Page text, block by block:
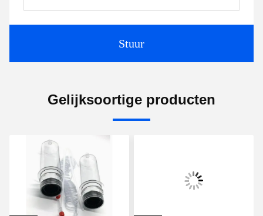
Stuur
Gelijksoortige producten